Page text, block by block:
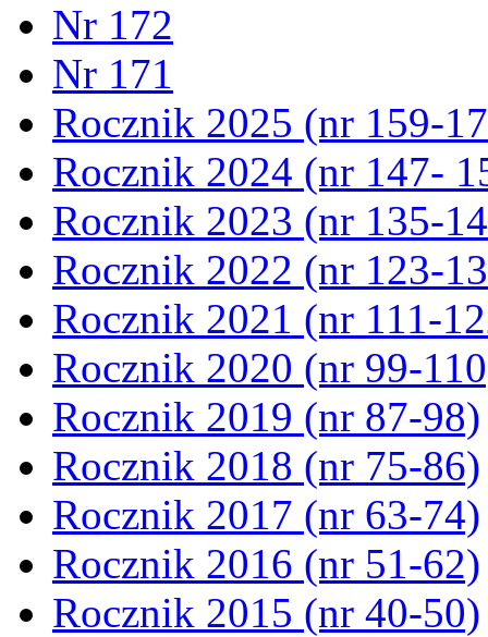
Nr 172
Nr 171
Rocznik 2025 (nr 159-
Rocznik 2024 (nr 147-
Rocznik 2023 (nr 135-
Rocznik 2022 (nr 123-
Rocznik 2021 (nr 111-
Rocznik 2020 (nr 99-
Rocznik 2019 (nr 87-98)
Rocznik 2018 (nr 75-86)
Rocznik 2017 (nr 63-74)
Rocznik 2016 (nr 51-62)
Rocznik 2015 (nr 40-50)